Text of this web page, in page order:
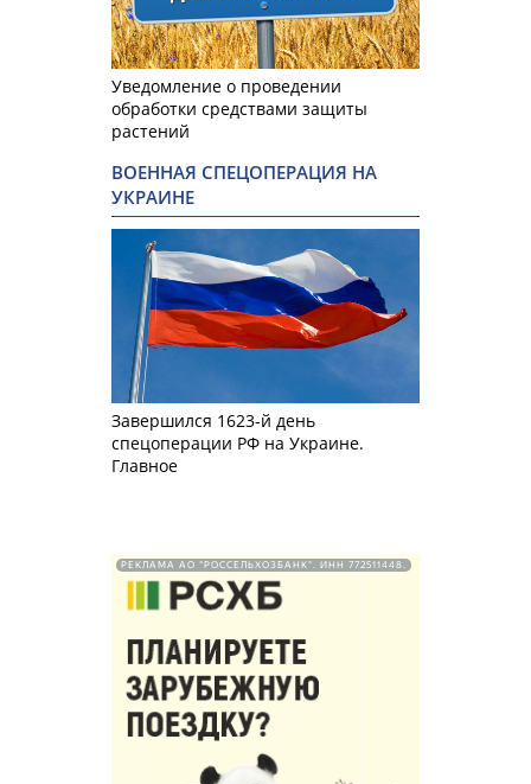
Уведомление о проведении
обработки средствами защиты
растений
ВОЕННАЯ СПЕЦОПЕРАЦИЯ НА
УКРАИНЕ
Завершился 1623-й день
спецоперации РФ на Украине.
Главное
РЕКЛАМА АО "РОССЕЛЬХОЗБАНК". ИНН 772511448.